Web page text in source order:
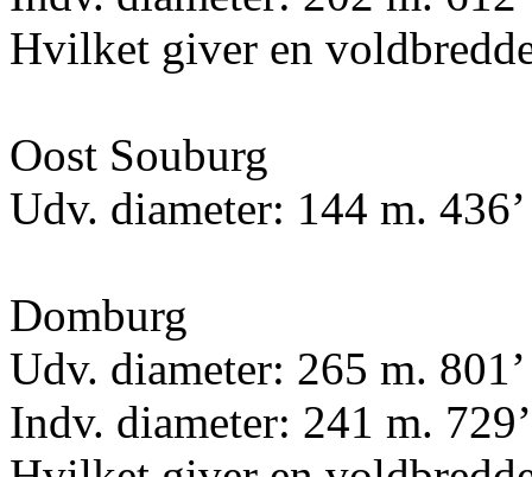
Hvilket giver en
Oost Souburg
Udv. diameter: 144 m.
Domburg
Udv. diameter: 265 m.
Indv. diameter: 241 m.